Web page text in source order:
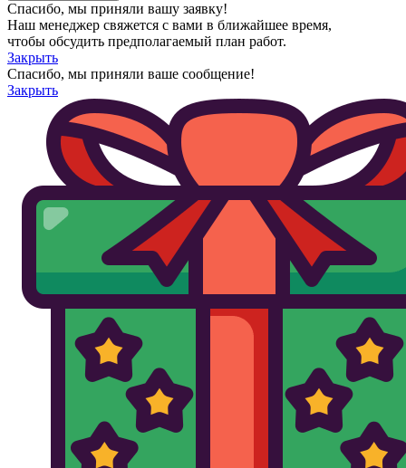
Спасибо, мы приняли вашу заявку!
Наш менеджер свяжется с вами в ближайшее время,
чтобы обсудить предполагаемый план работ.
Закрыть
Спасибо, мы приняли ваше сообщение!
Закрыть